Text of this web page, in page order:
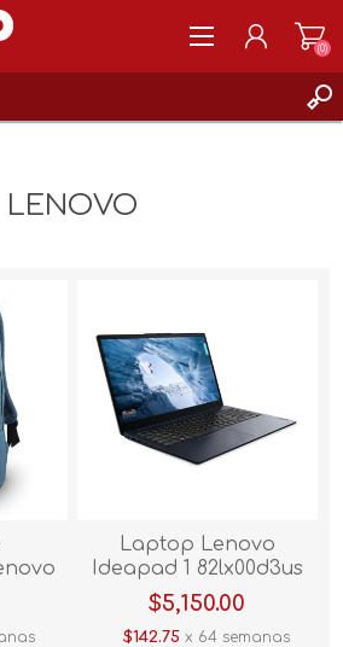
(0)
LENOVO
Laptop Lenovo
Ideapad 1 82lx00d3us
Azul V/E.
$5,150.00
$142.75x 64 semanas